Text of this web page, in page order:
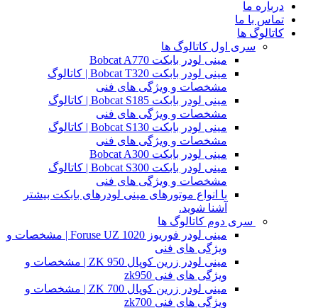
درباره ما
تماس با ما
کاتالوگ ها
سری اول کاتالوگ ها
مینی لودر بابکت Bobcat A770
مینی لودر بابکت Bobcat T320 | کاتالوگ
مشخصات و ویژگی های فنی
مینی لودر بابکت Bobcat S185 | کاتالوگ
مشخصات و ویژگی های فنی
مینی لودر بابکت Bobcat S130 | کاتالوگ
مشخصات و ویژگی های فنی
مینی لودر بابکت Bobcat A300
مینی لودر بابکت Bobcat S300 | کاتالوگ
مشخصات و ویژگی های فنی
با انواع موتورهای مینی لودرهای بابکت بیشتر
آشنا شوید.
سری دوم کاتالوگ ها
مینی لودر فوریوز Foruse UZ 1020 | مشخصات و
ویژگی های فنی
مینی لودر زرین کوپال ZK 950 | مشخصات و
ویژگی های فنی zk950
مینی لودر زرین کوپال ZK 700 | مشخصات و
ویژگی های فنی zk700